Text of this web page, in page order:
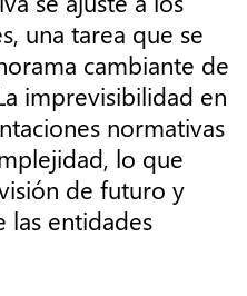
una tarea que se
cambiante de
imprevisibilidad en
normativas
lo que
de futuro y
las entidades